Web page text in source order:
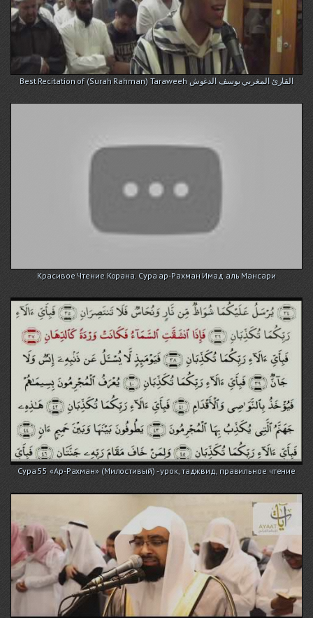
Best Recitation of (Surah Rahman) Taraweeh القارئ المغربي يوسف الدغوش
Красивое Чтение Корана. Сура ар-Рахман Имад аль Мансари
Сура 55 «Ар-Рахман» (Милостивый) - урок, таджвид, правильное чтение